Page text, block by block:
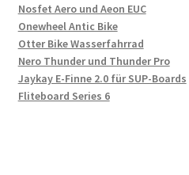
Nosfet Aero und Aeon EUC
Onewheel Antic Bike
Otter Bike Wasserfahrrad
Nero Thunder und Thunder Pro
Jaykay E-Finne 2.0 für SUP-Boards
Fliteboard Series 6